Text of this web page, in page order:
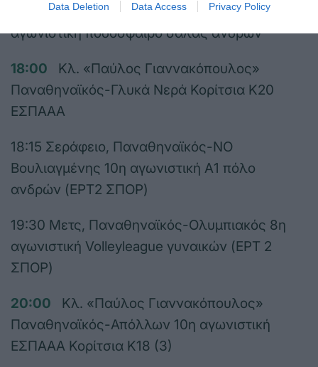
Data Deletion Data Access Privacy Policy
17:30 Πύργος, Πύργος-Παναθηναϊκός 11η
αγωνιστική ποδόσφαιρο σάλας ανδρών
18:00
Κλ. «Παύλος Γιαννακόπουλος»
Παναθηναϊκός-Γλυκά Νερά Κορίτσια Κ20
ΕΣΠΑΑΑ
18:15 Σεράφειο, Παναθηναϊκός-ΝΟ
Βουλιαγμένης 10η αγωνιστική Α1 πόλο
ανδρών (ΕΡΤ2 ΣΠΟΡ)
19:30 Μετς, Παναθηναϊκός-Ολυμπιακός 8η
αγωνιστική Volleyleague γυναικών (ΕΡΤ 2
ΣΠΟΡ)
20:00
Κλ. «Παύλος Γιαννακόπουλος»
Παναθηναϊκός-Απόλλων 10η αγωνιστική
ΕΣΠΑΑΑ Κορίτσια Κ18 (3)